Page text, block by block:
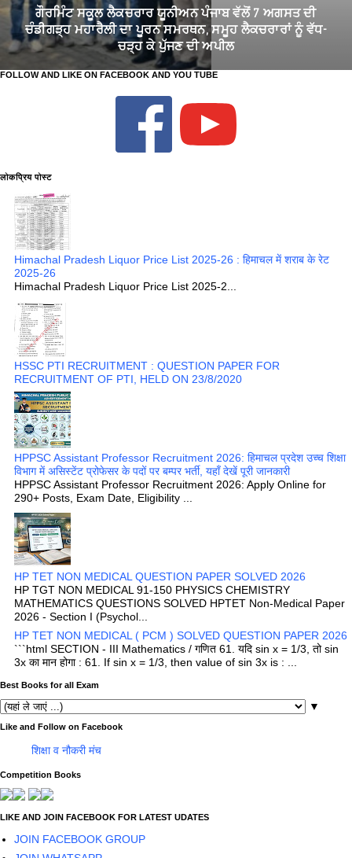
ਗੌਰਮਿੰਟ ਸਕੂਲ ਲੈਕਚਰਾਰ ਯੂਨੀਅਨ ਪੰਜਾਬ ਵੱਲੋਂ 7 ਅਗਸਤ ਦੀ
ਚੰਡੀਗੜ੍ਹ ਮਹਾਰੈਲੀ ਦਾ ਪੂਰਨ ਸਮਰਥਨ, ਸਮੂਹ ਲੈਕਚਰਾਰਾਂ ਨੂੰ ਵੱਧ-
ਚੜ੍ਹ ਕੇ ਪੁੱਜਣ ਦੀ ਅਪੀਲ
FOLLOW AND LIKE ON FACEBOOK AND YOU TUBE
लोकप्रिय पोस्ट
Himachal Pradesh Liquor Price List 2025-26 : हिमाचल में शराब के रेट
2025-26
Himachal Pradesh Liquor Price List 2025-2...
HSSC PTI RECRUITMENT : QUESTION PAPER FOR
RECRUITMENT OF PTI, HELD ON 23/8/2020
HPPSC Assistant Professor Recruitment 2026: हिमाचल प्रदेश उच्च शिक्षा
विभाग में असिस्टेंट प्रोफेसर के पदों पर बम्पर भर्ती, यहाँ देखें पूरी जानकारी
HPPSC Assistant Professor Recruitment 2026: Apply Online for
290+ Posts, Exam Date, Eligibility ...
HP TET NON MEDICAL QUESTION PAPER SOLVED 2026
HP TGT NON MEDICAL 91-150 PHYSICS CHEMISTRY
MATHEMATICS QUESTIONS SOLVED HPTET Non-Medical Paper
2026 - Section I (Psychol...
HP TET NON MEDICAL ( PCM ) SOLVED QUESTION PAPER 2026
```html SECTION - III Mathematics / गणित 61. यदि sin x = 1/3, तो sin
3x का मान होगा : 61. If sin x = 1/3, then value of sin 3x is : ...
Best Books for all Exam
▼
Like and Follow on Facebook
शिक्षा व नौकरी मंच
Competition Books
LIKE AND JOIN FACEBOOK FOR LATEST UDATES
JOIN FACEBOOK GROUP